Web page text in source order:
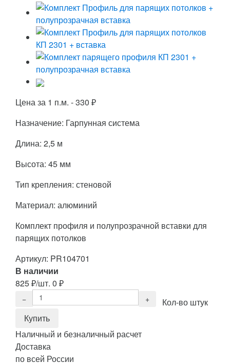
Цена за 1 п.м. -330 ₽
Назначение: Гарпунная система
Длина: 2,5 м
Высота: 45 мм
Тип крепления: стеновой
Материал: алюминий
Комплект профиля и полупрозрачной вставки для
парящих потолков
Артикул: PR104701
В наличии
825₽/шт. 0 ₽
Кол-во штук
Наличный и безналичный расчет
Доставка
по всей России